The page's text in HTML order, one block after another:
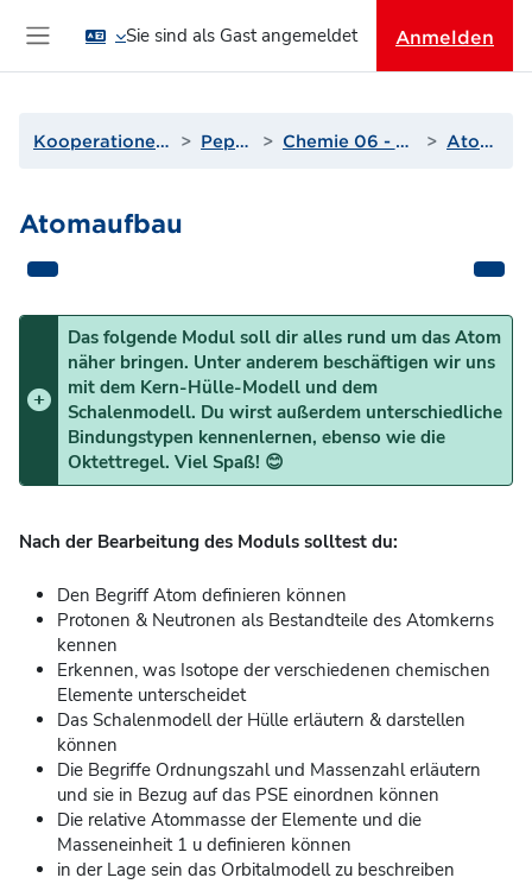
Sie sind als Gast angemeldet Anmelden
Kooperationen und Projekte PepperMINT Chemie 06 - Der Atomaufbau Atomaufbau
Atomaufbau
Abschnittsübersicht
Das folgende Modul soll dir alles rund um das Atom
näher bringen. Unter anderem beschäftigen wir uns
mit dem Kern-Hülle-Modell und dem
Schalenmodell. Du wirst außerdem unterschiedliche
Bindungstypen kennenlernen, ebenso wie die
Oktettregel. Viel Spaß! 😊
Nach der Bearbeitung des Moduls solltest du:
Den Begriff Atom definieren können
Protonen & Neutronen als Bestandteile des Atomkerns
kennen
Erkennen, was Isotope der verschiedenen chemischen
Elemente unterscheidet
Das Schalenmodell der Hülle erläutern & darstellen
können
Die Begriffe Ordnungszahl und Massenzahl erläutern
und sie in Bezug auf das PSE einordnen können
Die relative Atommasse der Elemente und die
Masseneinheit 1 u definieren können
in der Lage sein das Orbitalmodell zu beschreiben